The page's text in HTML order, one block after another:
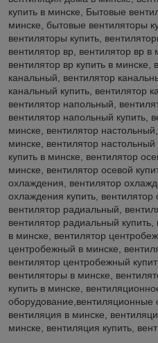
купить в минске, Бытовые
минске, бытовые вентиляторы
вентиляторы купить,
вентилятор вр, вентилятор вр в
вентилятор вр купить в минске,
канальный, вентилятор
канальный купить, вентилятор
вентилятор напольный,
вентилятор напольный купить,
минске, вентилятор
минске, вентилятор
купить в минске, вентилятор
минске, вентилятор осевой
охлаждения, вентилятор
охлаждения купить, вентилятор
вентилятор радиальный,
вентилятор радиальный
в минске, вентилятор
центробежный в минске,
вентилятор центробежный
вентиляторы в минске,
купить в минске,
оборудование,вентиляционные
вентиляция в минске,
минске, вентиляция купить,